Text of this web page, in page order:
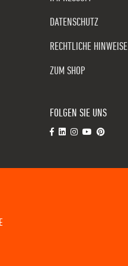
DATENSCHUTZ
RECHTLICHE HINWEISE
ZUM SHOP
FOLGEN SIE UNS